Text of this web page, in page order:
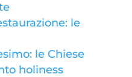
le
le Chiese
holiness